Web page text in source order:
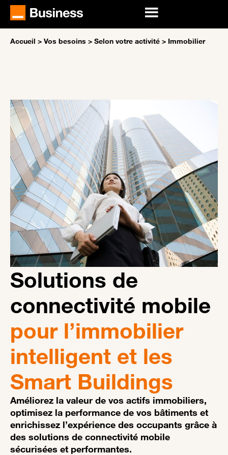
Accueil > Vos besoins > Selon votre activité > Immobilier
Solutions de
connectivité mobile
pour l’immobilier
intelligent et les
Smart Buildings
Améliorez la valeur de vos actifs immobiliers,
optimisez la performance de vos bâtiments et
enrichissez l’expérience des occupants grâce à
des solutions de connectivité mobile
sécurisées et performantes.